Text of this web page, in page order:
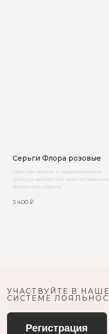
Серьги Флора розовые
Крупная форма и выразительная
фактура делают эти серьги главным
элементом образа
3 400 ₽